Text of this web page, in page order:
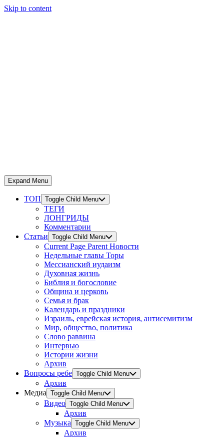
Skip to content
Expand Menu
ТОП Toggle Child Menu
ТЕГИ
ЛОНГРИДЫ
Комментарии
Статьи Toggle Child Menu
Current Page Parent Новости
Недельные главы Торы
Мессианский иудаизм
Духовная жизнь
Библия и богословие
Община и церковь
Семья и брак
Календарь и праздники
Израиль, еврейская история, антисемитизм
Мир, общество, политика
Слово раввина
Интервью
Истории жизни
Архив
Вопросы ребе Toggle Child Menu
Архив
Медиа Toggle Child Menu
Видео Toggle Child Menu
Архив
Музыка Toggle Child Menu
Архив